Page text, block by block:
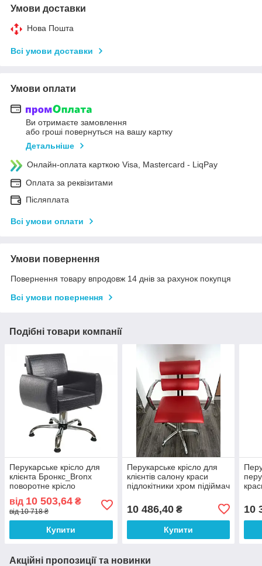
Умови доставки
Нова Пошта
Всі умови доставки
Умови оплати
Ви отримаєте замовлення
або гроші повернуться на вашу картку
Детальніше
Онлайн-оплата карткою Visa, Mastercard - LiqPay
Оплата за реквізитами
Післяплата
Всі умови оплати
Умови повернення
Повернення товару впродовж 14 днів за рахунок покупця
Всі умови повернення
Подібні товари компанії
Перукарське крісло для
клієнта Бронкс_Bronx
поворотне крісло
висоти в салон краси
від 10 503,64 ₴
від 10 718 ₴
Купити
Перукарське крісло для
клієнтів салону краси
підлокітники хром підіймач
10 486,40₴
Купити
10
Акційні пропозиції та новинки